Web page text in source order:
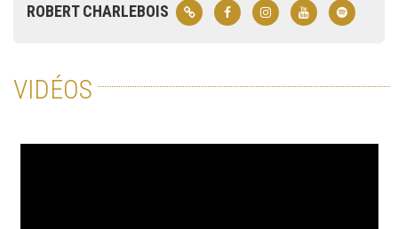
ROBERT CHARLEBOIS
VIDÉOS